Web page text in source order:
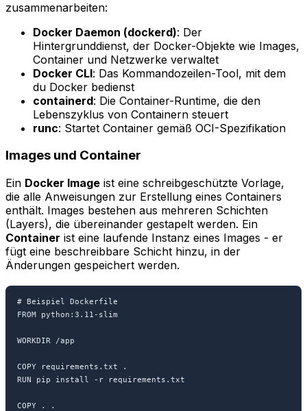
zusammenarbeiten:
Docker Daemon (dockerd): Der
Hintergrunddienst, der Docker-Objekte wie Images,
Container und Netzwerke verwaltet
Docker CLI: Das Kommandozeilen-Tool, mit dem
du Docker bedienst
containerd: Die Container-Runtime, die den
Lebenszyklus von Containern steuert
runc: Startet Container gemäß OCI-Spezifikation
Images und Container
Ein Docker Image ist eine schreibgeschützte Vorlage,
die alle Anweisungen zur Erstellung eines Containers
enthält. Images bestehen aus mehreren Schichten
(Layers), die übereinander gestapelt werden. Ein
Container ist eine laufende Instanz eines Images - er
fügt eine beschreibbare Schicht hinzu, in der
Änderungen gespeichert werden.
# Beispiel Dockerfile
FROM python:3.11-slim
WORKDIR /app
COPY requirements.txt .
RUN pip install -r requirements.txt
COPY . .